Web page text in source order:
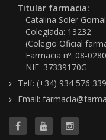
Titular farmacia:
Catalina Soler
Colegiada: 13232
(Colegio Oficial
Farmacia nº: 08-0280
NIF: 37339170G
Telf: (+34) 934 576 339
Email: